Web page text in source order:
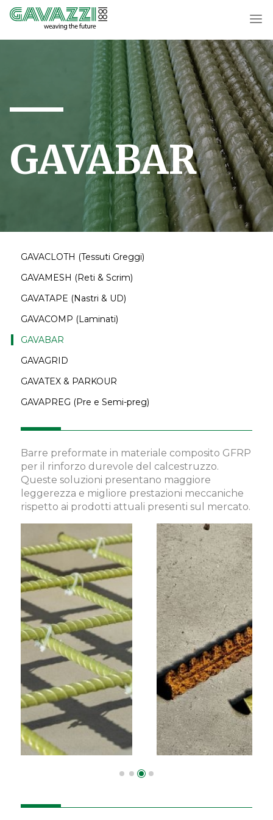
GAVABAR
GAVACLOTH (Tessuti Greggi)
GAVAMESH (Reti & Scrim)
GAVATAPE (Nastri & UD)
GAVACOMP (Laminati)
GAVABAR
GAVAGRID
GAVATEX & PARKOUR
GAVAPREG (Pre e Semi-preg)
Barre preformate in materiale composito GFRP
per il rinforzo durevole del calcestruzzo.
Queste soluzioni presentano maggiore
leggerezza e migliore prestazioni meccaniche
rispetto ai prodotti attuali presenti sul mercato.